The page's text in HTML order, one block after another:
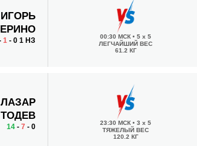
ИГОРЬ
1 - 0 1 НЗ 00:30 МСК• 5 x 5
ЛЕГЧАЙШИЙ ВЕС
61.2 КГ
ЛАЗАР
ТОДЕВ
14- 7 - 0 23:30 МСК• 3 x 5
ТЯЖЕЛЫЙ ВЕС
120.2 КГ